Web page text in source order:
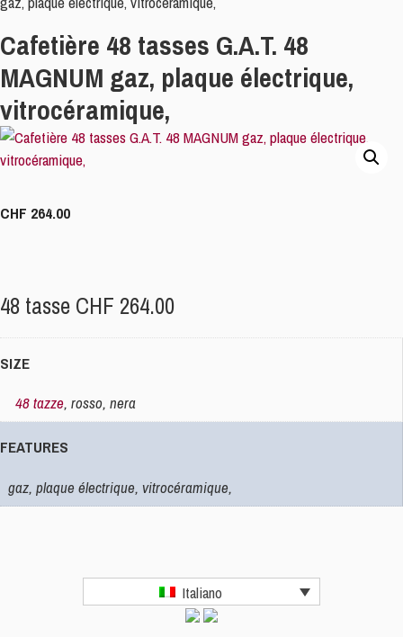
Cafetière 48 tasses G.A.T. 48
MAGNUM gaz, plaque électrique,
vitrocéramique,
CHF 264.00
48 tasse CHF 264.00
SIZE
48 tazze, rosso, nera
FEATURES
gaz, plaque électrique, vitrocéramique,
Italiano